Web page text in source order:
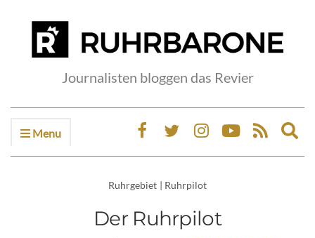
Journalisten bloggen das Revier
Menu
Ruhrgebiet | Ruhrpilot
Der Ruhrpilot